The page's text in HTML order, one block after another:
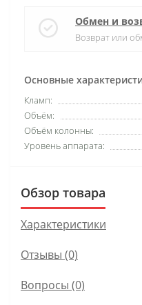
Основные
Кламп:
Объём:
Объём колонны:
Уровень аппарата:
Обмен и
Возврат или
Обзор товара
Характеристики
Отзывы (0)
Вопросы (0)